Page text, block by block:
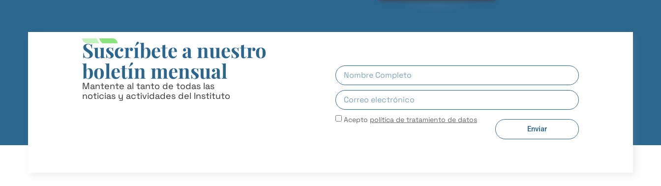
Suscríbete a nuestro
boletín mensual
Mantente al tanto de todas las
noticias y actividades del Instituto
Acepto política de tratamiento de datos
Enviar